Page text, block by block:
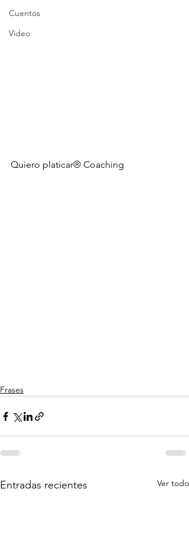
Cuentos
Video
Quiero platicar® Coaching
Frases
Entradas recientes Ver todo